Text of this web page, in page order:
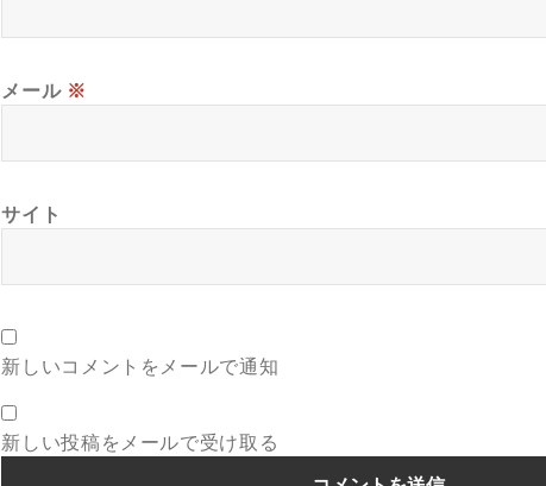
メール ※
サイト
新しいコメントをメールで通知
新しい投稿をメールで受け取る